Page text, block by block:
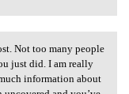
Not too many people
just did. I am really
information about